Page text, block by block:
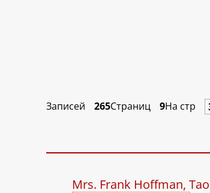
Записей 265Страниц 9На стр
Mrs. Frank Hoffman,